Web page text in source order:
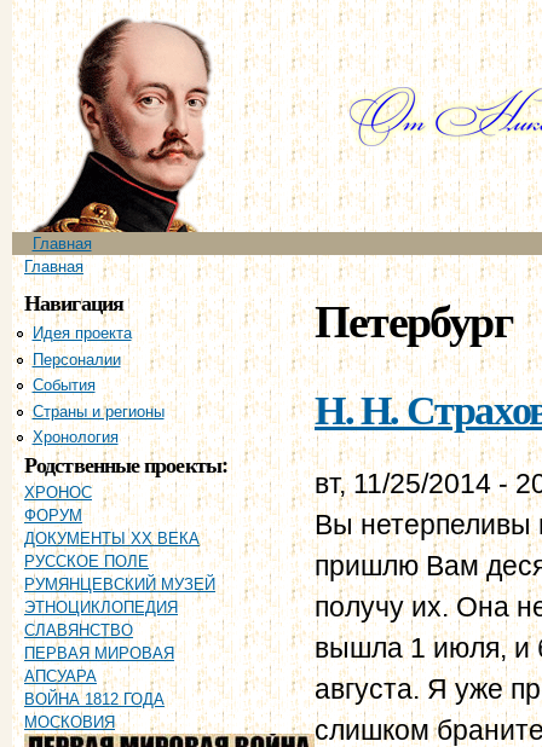
Главное меню
Главная
Вы здесь
Главная
Навигация
Идея проекта
Персоналии
События
Страны и регионы
Хронология
Родственные проекты:
ХРОНОС
ФОРУМ
ДОКУМЕНТЫ XX ВЕКА
РУССКОЕ ПОЛЕ
РУМЯНЦЕВСКИЙ МУЗЕЙ
ЭТНОЦИКЛОПЕДИЯ
СЛАВЯНСТВО
ПЕРВАЯ МИРОВАЯ
АПСУАРА
ВОЙНА 1812 ГОДА
МОСКОВИЯ
Петербург
Н. Н.
вт, 11/25/2014 -
Вы нетерпеливы
пришлю Вам
получу их. Она
вышла 1 июля, и
августа. Я уже
слишком